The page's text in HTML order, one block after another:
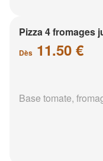
Pizza 4 fromages
Dès 11.50 €
Base tomate,